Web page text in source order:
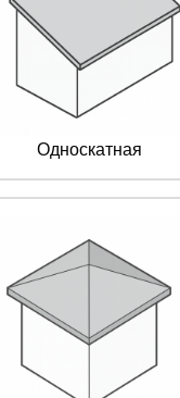
Односкатная